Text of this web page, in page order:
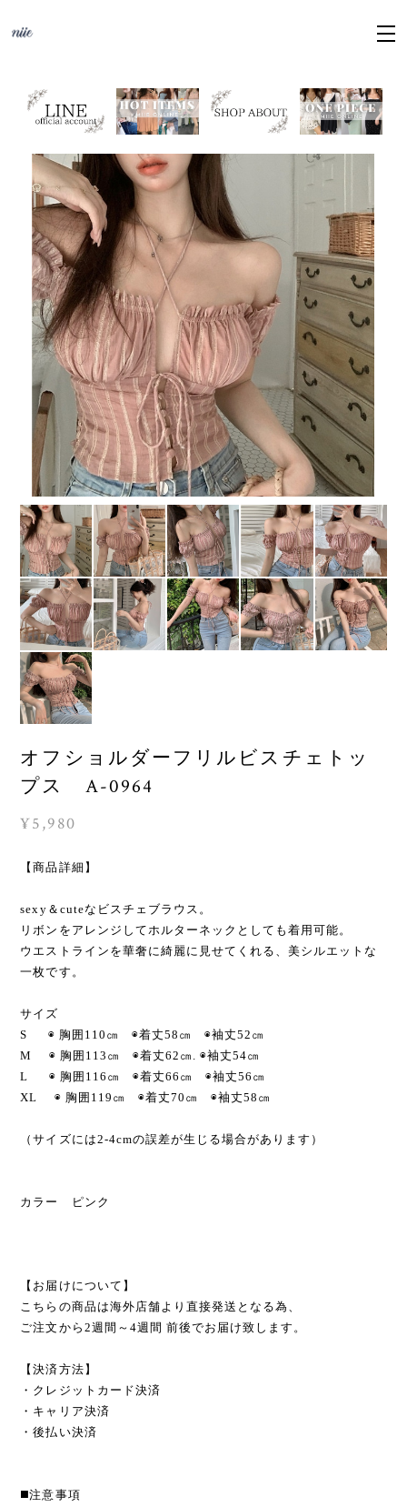
オフショルダーフリルビスチェトッ
プス A-0964
¥5,980
【商品詳細】
sexy＆cuteなビスチェブラウス。
リボンをアレンジしてホルターネックとしても着用可能。
ウエストラインを華奢に綺麗に見せてくれる、美シルエットな
一枚です。
サイズ
S ◉ 胸囲110㎝ ◉着丈58㎝ ◉袖丈52㎝
M ◉ 胸囲113㎝ ◉着丈62㎝. ◉袖丈54㎝
L ◉ 胸囲116㎝ ◉着丈66㎝ ◉袖丈56㎝
XL ◉ 胸囲119㎝ ◉着丈70㎝ ◉袖丈58㎝
（サイズには2-4cmの誤差が生じる場合があります）
カラー ピンク
【お届けについて】
こちらの商品は海外店舗より直接発送となる為、
ご注文から2週間～4週間 前後でお届け致します。
【決済方法】
・クレジットカード決済
・キャリア決済
・後払い決済
◼️注意事項